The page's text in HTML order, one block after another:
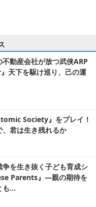
動産会社が放つ武侠ARP
天下を駆け巡り、己の運
Society』をプレイ！
君は生き残れるか
を生き抜く子ども育成シ
Parents』―親の期待を
も…